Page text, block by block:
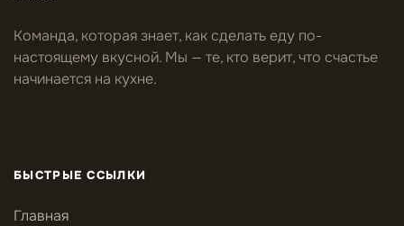
Команда, которая знает, как сделать еду по-
настоящему вкусной. Мы — те, кто верит, что счастье
начинается на кухне.
БЫСТРЫЕ ССЫЛКИ
Главная